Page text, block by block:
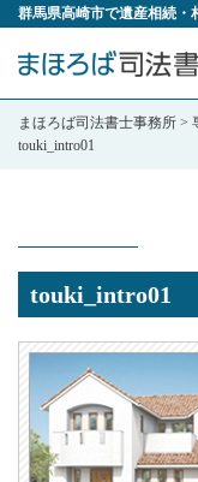
群馬県高崎市で遺産相続・
まほろば司法書士事務所 >
touki_intro01
touki_intro01